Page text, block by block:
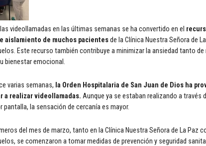
videollamadas en las últimas semanas se ha convertido en el
aislamiento de muchos pacientesde la Clínica Nuestra Señora de
Este recurso también contribuye a minimizar la ansiedad tanto
bienestar emocional.
varias semanas, la Orden Hospitalaria de San Juan de Dios ha
a realizar videollamadas. Aunque ya se estaban realizando a
pantalla, la sensación de cercanía es mayor.
del mes de marzo, tanto en la Clínica Nuestra Señora de La Paz
se comenzaron a tomar medidas de prevención y seguridad